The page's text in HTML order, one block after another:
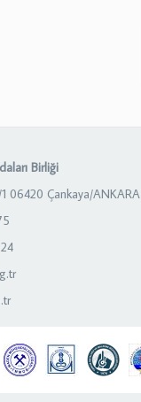
Birliği
06420 Çankaya/ANKARA